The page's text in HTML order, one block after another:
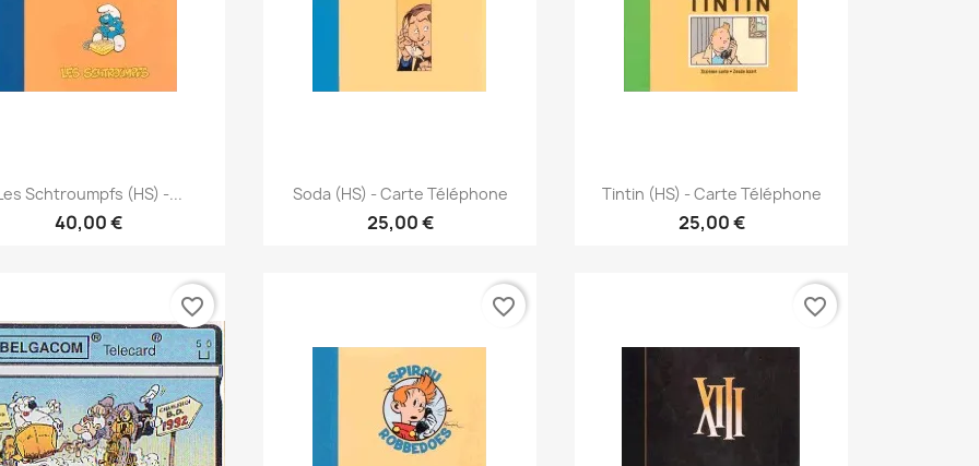
Γρήγορη προβολή
Schtroumpfs (HS) -...
40,00 €
Γρήγορη προβολή
Soda (HS) - Carte Téléphone
25,00 €
Γρήγορη προβολή
Tintin (HS) - Carte Téléphone
25,00 €
favorite_border favorite_border favorite_border